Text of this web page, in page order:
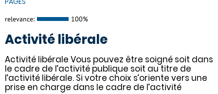
relevance: 100%
Activité libérale
Activité libérale Vous pouvez être soigné soit dans
le cadre de l’activité publique soit au titre de
l’activité libérale. Si votre choix s’oriente vers une
prise en charge dans le cadre de l’activité